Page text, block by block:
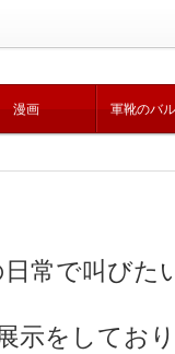
漫画 軍靴のバ
常で叫びた
示をしてお